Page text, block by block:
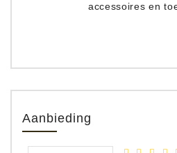
accessoires en
Aanbieding